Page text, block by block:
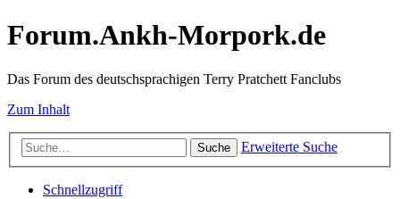
Forum.Ankh-Morpork.de
Das Forum des deutschsprachigen Terry Pratchett Fanclubs
Zum Inhalt
Suche Erweiterte Suche
Schnellzugriff